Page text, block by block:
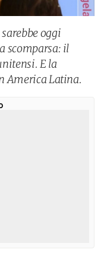
oggi
scomparsa: il
E la
America Latina.